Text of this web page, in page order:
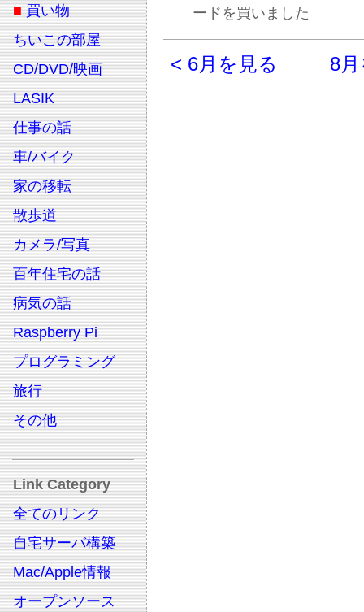
■ 買い物
ちいこの部屋
CD/DVD/映画
LASIK
仕事の話
車/バイク
家の移転
散歩道
カメラ/写真
百年住宅の話
病気の話
Raspberry Pi
プログラミング
旅行
その他
Link Category
全てのリンク
自宅サーバ構築
Mac/Apple情報
オープンソース
ードを買いました
< 6月を見る 8